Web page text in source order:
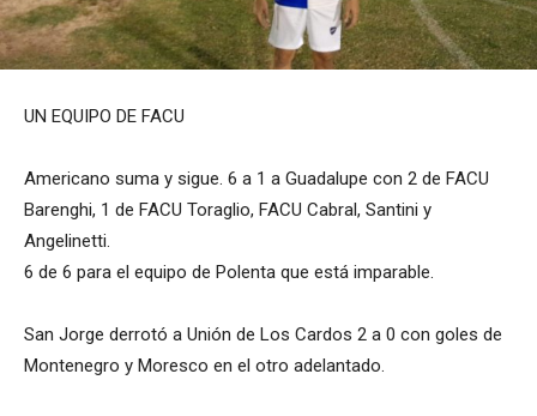
UN EQUIPO DE FACU
Americano suma y sigue. 6 a 1 a Guadalupe con 2 de FACU
Barenghi, 1 de FACU Toraglio, FACU Cabral, Santini y
Angelinetti.
6 de 6 para el equipo de Polenta que está imparable.
San Jorge derrotó a Unión de Los Cardos 2 a 0 con goles de
Montenegro y Moresco en el otro adelantado.